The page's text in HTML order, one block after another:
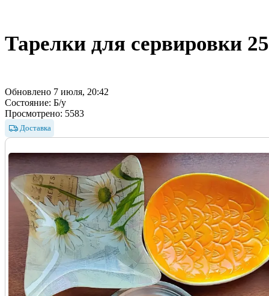
Тарелки для сервировки
Обновлено 7 июля, 20:42
Состояние: Б/у
Просмотрено: 5583
Доставка